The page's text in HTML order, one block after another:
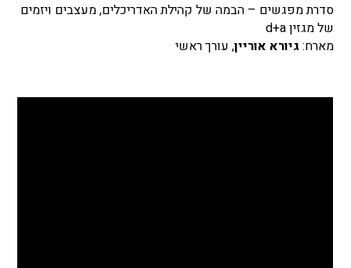
סדרת מפגשים – הבמה של קהילת האדריכלים, מעצבים ויזמים
של מגזין d+a
מארח: גיורא אוריין, עורך ראשי